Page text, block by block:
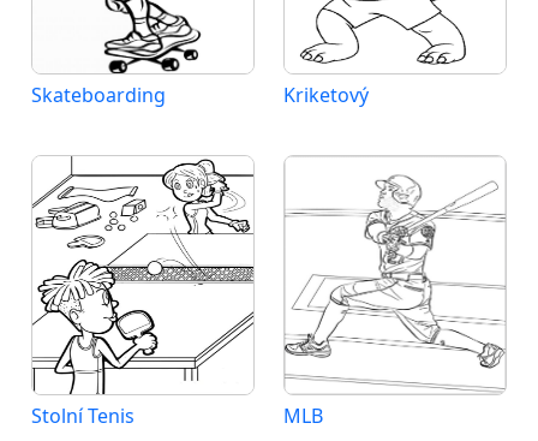
Skateboarding Kriketový
Stolní Tenis MLB